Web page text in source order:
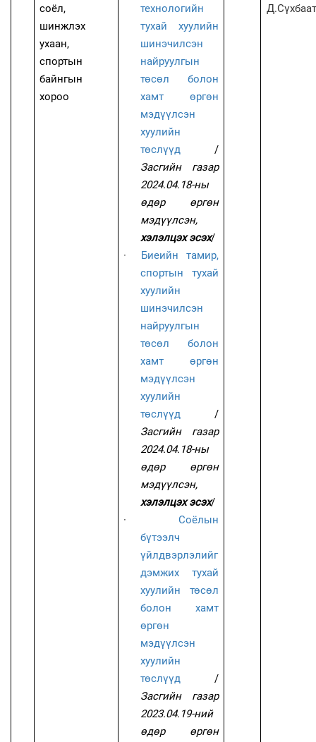
соёл,
шинжлэх
ухаан,
спортын
байнгын
хороо
технологийн
тухай хуулийн
шинэчилсэн
найруулгын
төсөл болон
хамт өргөн
мэдүүлсэн
хуулийн
төслүүд /
Засгийн газар
2024.04.18-ны
өдөр өргөн
мэдүүлсэн,
хэлэлцэх эсэх/
·
Биеийн тамир,
спортын тухай
хуулийн
шинэчилсэн
найруулгын
төсөл болон
хамт өргөн
мэдүүлсэн
хуулийн
төслүүд
/
Засгийн газар
2024.04.18-ны
өдөр өргөн
мэдүүлсэн,
хэлэлцэх эсэх/
·
Соёлын
бүтээлч
үйлдвэрлэлийг
дэмжих тухай
хуулийн төсөл
болон хамт
өргөн
мэдүүлсэн
хуулийн
төслүүд /
Засгийн газар
2023.04.19-ний
өдөр өргөн